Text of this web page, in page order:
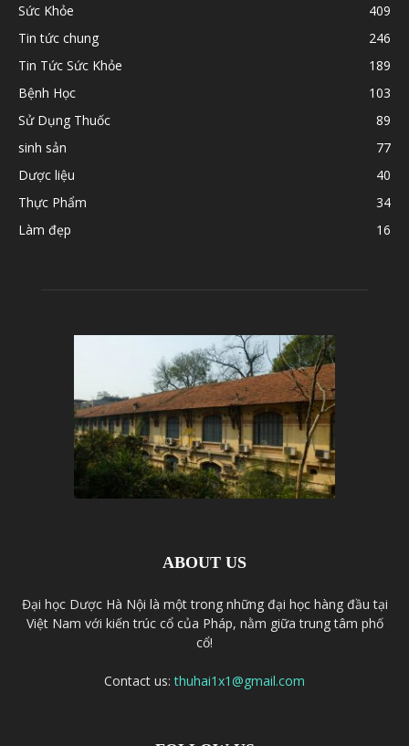
Sức Khỏe
409
Tin tức chung
246
Tin Tức Sức Khỏe
189
Bệnh Học
103
Sử Dụng Thuốc
89
sinh sản
77
Dược liệu
40
Thực Phẩm
34
Làm đẹp
16
ABOUT US
Đại học Dược Hà Nội là một trong những đại học hàng đầu tại
Việt Nam với kiến trúc cổ của Pháp, nằm giữa trung tâm phố
cổ!
Contact us:thuhai1x1@gmail.com